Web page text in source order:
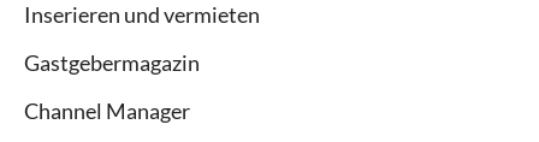
Inserieren und vermieten
Gastgebermagazin
Channel Manager